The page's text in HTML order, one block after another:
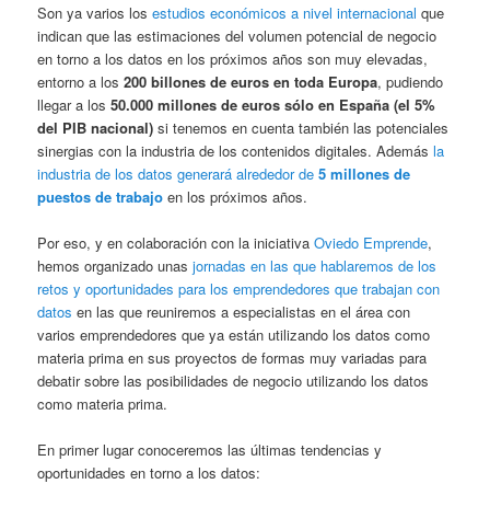
Son ya varios losestudios económicos a nivel internacional que
indican que las estimaciones del volumen potencial de negocio
en torno a los datos en los próximos años son muy elevadas,
entorno a los200 billones de euros en toda Europa, pudiendo
llegar a los50.000 millones de euros sólo en España (el 5%
del PIB nacional) si tenemos en cuenta también las potenciales
sinergias con la industria de los contenidos digitales. Ademásla
industria de los datos generará alrededor de5 millones de
puestos de trabajo en los próximos años.
Por eso, y en colaboración con la iniciativaOviedo Emprende,
hemos organizado unasjornadas en las que hablaremos de los
retos y oportunidades para los emprendedores que trabajan con
datos en las que reuniremos a especialistas en el área con
varios emprendedores que ya están utilizando los datos como
materia prima en sus proyectos de formas muy variadas para
debatir sobre las posibilidades de negocio utilizando los datos
como materia prima.
En primer lugar conoceremos las últimas tendencias y
oportunidades en torno a los datos: